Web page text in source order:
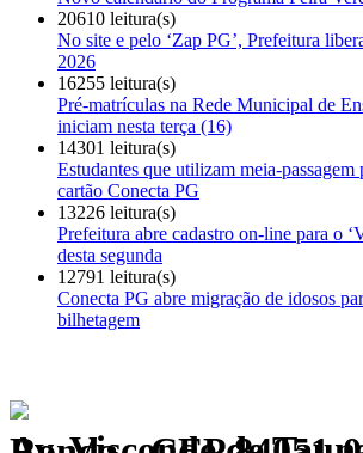
20610 leitura(s)
No site e pelo ‘Zap PG’, Prefeitura
2026
16255 leitura(s)
Pré-matrículas na Rede Municipal de
iniciam nesta terça (16)
14301 leitura(s)
Estudantes que utilizam meia-
cartão Conecta PG
13226 leitura(s)
Prefeitura abre cadastro on-line para o
desta segunda
12791 leitura(s)
Conecta PG abre migração de idosos
bilhetagem